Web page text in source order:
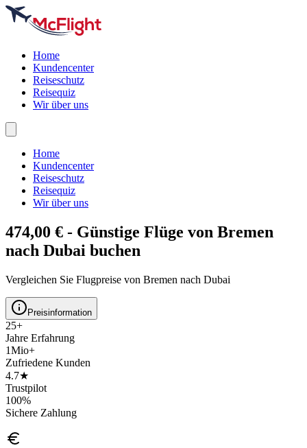
Home
Kundencenter
Reiseschutz
Reisequiz
Wir über uns
Home
Kundencenter
Reiseschutz
Reisequiz
Wir über uns
474,00 € - Günstige Flüge von Bremen
nach Dubai buchen
Vergleichen Sie Flugpreise von Bremen nach Dubai
Preisinformation
25+
Jahre Erfahrung
1Mio+
Zufriedene Kunden
4.7★
Trustpilot
100%
Sichere Zahlung